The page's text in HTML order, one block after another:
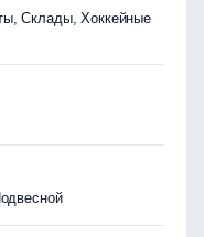
Склады, Хоккейные